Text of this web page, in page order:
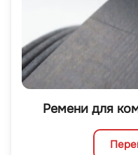
Ремени для